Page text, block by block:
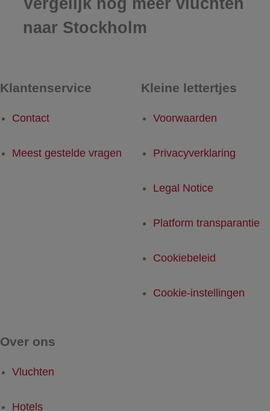
Vergelijk nog meer vluchten
naar Stockholm
Klantenservice
Contact
Meest gestelde vragen
Kleine lettertjes
Voorwaarden
Privacyverklaring
Legal Notice
Platform transparantie
Cookiebeleid
Cookie-instellingen
Over ons
Vluchten
Hotels